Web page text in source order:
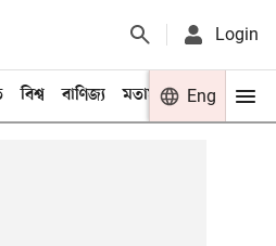
Login
বিশ্ব বাণিজ্য মতামত খেলা
Eng